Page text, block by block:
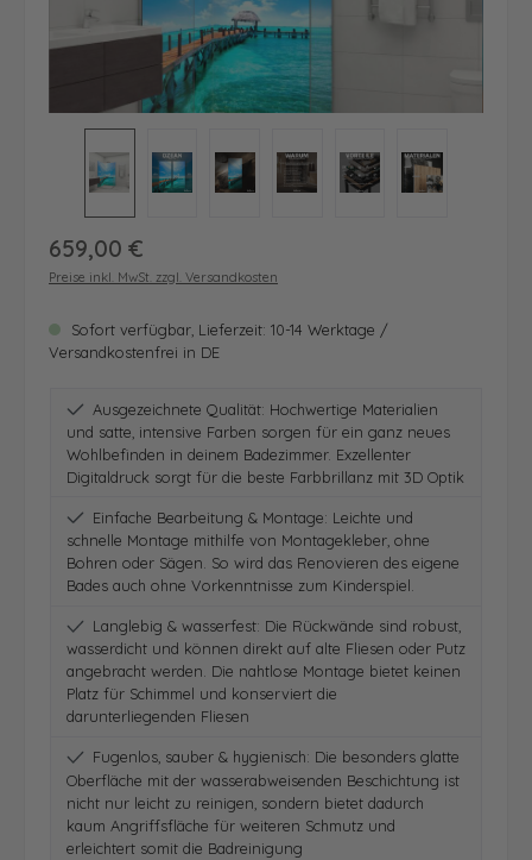
Regulärer Preis:
659,00 €
Preise inkl. MwSt. zzgl. Versandkosten
Sofort verfügbar, Lieferzeit: 10-14 Werktage /
Versandkostenfrei in DE
Ausgezeichnete Qualität: Hochwertige Materialien
und satte, intensive Farben sorgen für ein ganz neues
Wohlbefinden in deinem Badezimmer. Exzellenter
Digitaldruck sorgt für die beste Farbbrillanz mit 3D Optik
Einfache Bearbeitung & Montage: Leichte und
schnelle Montage mithilfe von Montagekleber, ohne
Bohren oder Sägen. So wird das Renovieren des eigene
Bades auch ohne Vorkenntnisse zum Kinderspiel.
Langlebig & wasserfest: Die Rückwände sind robust,
wasserdicht und können direkt auf alte Fliesen oder Putz
angebracht werden. Die nahtlose Montage bietet keinen
Platz für Schimmel und konserviert die
darunterliegenden Fliesen
Fugenlos, sauber & hygienisch: Die besonders glatte
Oberfläche mit der wasserabweisenden Beschichtung ist
nicht nur leicht zu reinigen, sondern bietet dadurch
kaum Angriffsfläche für weiteren Schmutz und
erleichtert somit die Badreinigung